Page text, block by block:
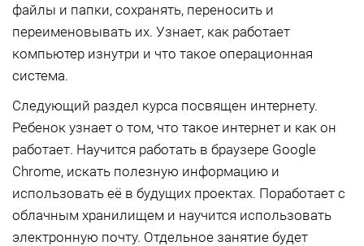
файлы и папки, сохранять, переносить и
переименовывать их. Узнает, как работает
компьютер изнутри и что такое операционная
система.
Следующий раздел курса посвящен интернету.
Ребенок узнает о том, что такое интернет и как он
работает. Научится работать в браузере Google
Chrome, искать полезную информацию и
использовать её в будущих проектах. Поработает с
облачным хранилищем и научится использовать
электронную почту. Отдельное занятие будет